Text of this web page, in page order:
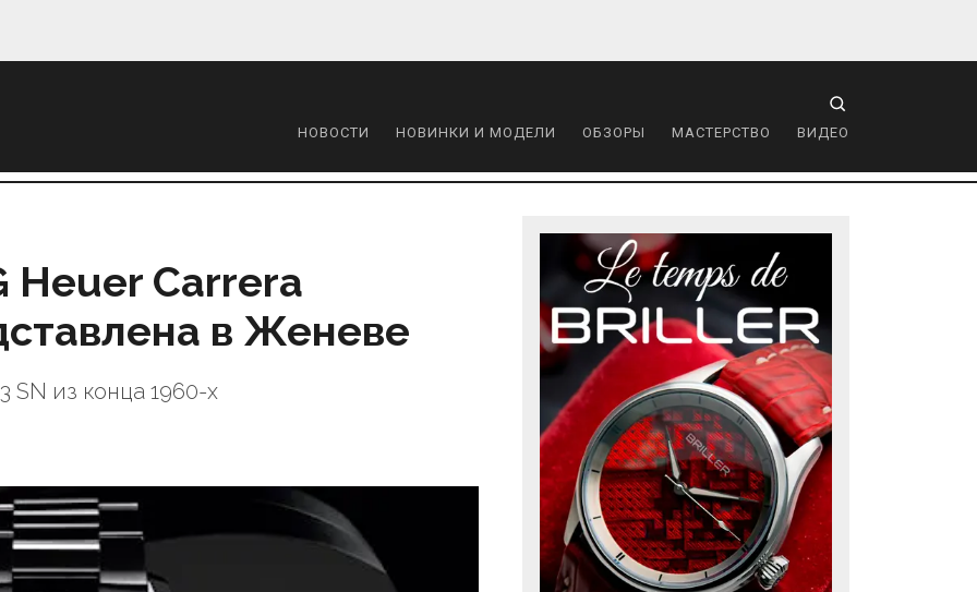
НОВОСТИ НОВИНКИ И МОДЕЛИ ОБЗОРЫ МАСТЕРСТВО ВИДЕО
Heuer Carrera
в Женеве
SN из конца 1960-х